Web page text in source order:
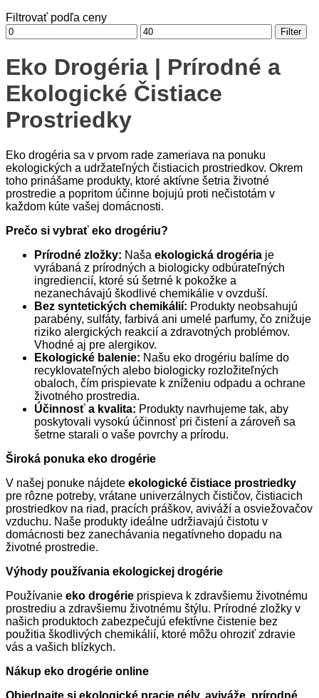
Filtrovať podľa ceny
Minimálna
cena
Maximálna
cena
Filter
Eko Drogéria | Prírodné a
Ekologické Čistiace
Prostriedky
Eko drogéria sa v prvom rade zameriava na ponuku
ekologických a udržateľných čistiacich prostriedkov. Okrem
toho prinášame produkty, ktoré aktívne šetria životné
prostredie a popritom účinne bojujú proti nečistotám v
každom kúte vašej domácnosti.
Prečo si vybrať eko drogériu?
Prírodné zložky: Naša ekologická drogéria je
vyrábaná z prírodných a biologicky odbúrateľných
ingrediencií, ktoré sú šetrné k pokožke a
nezanechávajú škodlivé chemikálie v ovzduší.
Bez syntetických chemikálií: Produkty neobsahujú
parabény, sulfáty, farbivá ani umelé parfumy, čo znižuje
riziko alergických reakcií a zdravotných problémov.
Vhodné aj pre alergikov.
Ekologické balenie: Našu eko drogériu balíme do
recyklovateľných alebo biologicky rozložiteľných
obaloch, čím prispievate k zníženiu odpadu a ochrane
životného prostredia.
Účinnosť a kvalita: Produkty navrhujeme tak, aby
poskytovali vysokú účinnosť pri čistení a zároveň sa
šetrne starali o vaše povrchy a prírodu.
Široká ponuka eko drogérie
V našej ponuke nájdete ekologické čistiace prostriedky
pre rôzne potreby, vrátane univerzálnych čističov, čistiacich
prostriedkov na riad, pracích práškov, aviváží a osviežovačov
vzduchu. Naše produkty ideálne udržiavajú čistotu v
domácnosti bez zanechávania negatívneho dopadu na
životné prostredie.
Výhody používania ekologickej drogérie
Používanie eko drogérie prispieva k zdravšiemu životnému
prostrediu a zdravšiemu životnému štýlu. Prírodné zložky v
našich produktoch zabezpečujú efektívne čistenie bez
použitia škodlivých chemikálií, ktoré môžu ohroziť zdravie
vás a vašich blízkych.
Nákup eko drogérie online
Objednajte si ekologické pracie gély, aviváže, prírodné